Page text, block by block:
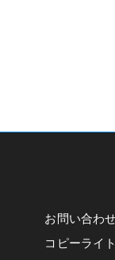
お問い合わ
コピーライ